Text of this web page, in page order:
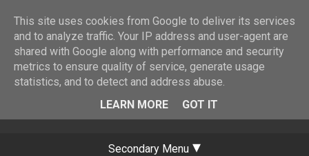
Secondary Menu
This site uses cookies from Google to deliver its services
and to analyze traffic. Your IP address and user-agent are
shared with Google along with performance and security
metrics to ensure quality of service, generate usage
statistics, and to detect and address abuse.
LEARN MORE
GOT IT